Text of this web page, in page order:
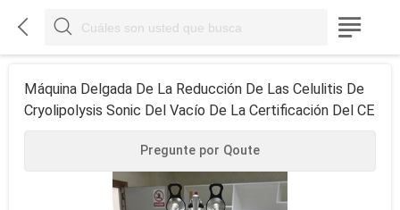
  
Máquina Delgada De La Reducción De Las Celulitis De
Cryolipolysis Sonic Del Vacío De La Certificación Del CE
Pregunte por Qoute